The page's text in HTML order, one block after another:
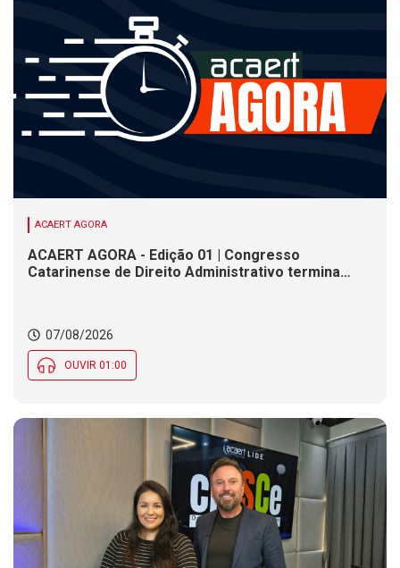
ACAERT AGORA
ACAERT AGORA - Edição 01 | Congresso
Catarinense de Direito Administrativo termina
mantém em parte de SC
07/08/2026
OUVIR 01:00